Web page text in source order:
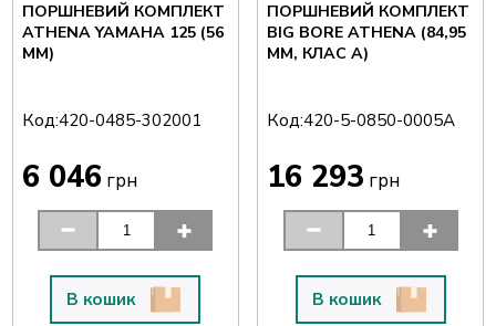
ПОРШНЕВИЙ КОМПЛЕКТ
ATHENA YAMAHA 125 (56
ММ)
Код:420-0485-302001
6 046 грн
В кошик
ПОРШНЕВИЙ КОМПЛЕКТ
BIG BORE ATHENA (84,95
ММ, КЛАС A)
Код:420-5-0850-0005A
16 293 грн
В кошик